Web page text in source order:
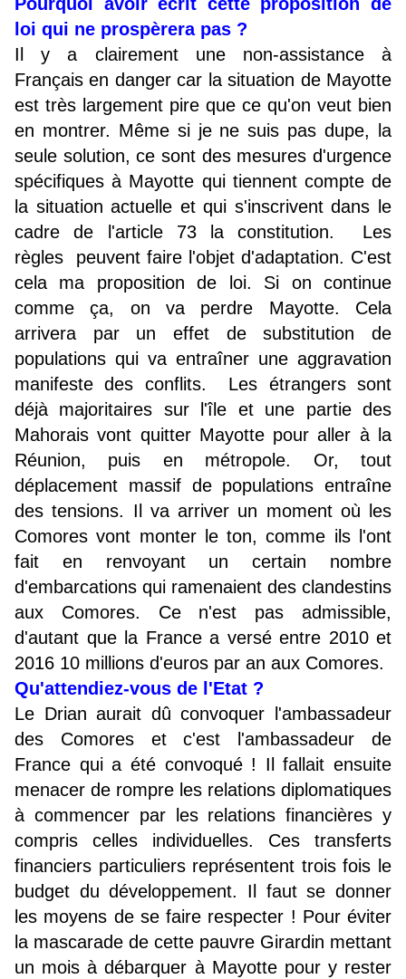
loi qui ne prospèrera pas ?
Il y a clairement une non-assistance à
Français en danger car la situation de Mayotte
est très largement pire que ce qu'on veut bien
en montrer. Même si je ne suis pas dupe, la
seule solution, ce sont des mesures d'urgence
spécifiques à Mayotte qui tiennent compte de
la situation actuelle et qui s'inscrivent dans le
cadre de l'article 73 la constitution. Les
règles peuvent faire l'objet d'adaptation. C'est
cela ma proposition de loi. Si on continue
comme ça, on va perdre Mayotte. Cela
arrivera par un effet de substitution de
populations qui va entraîner une aggravation
manifeste des conflits. Les étrangers sont
déjà majoritaires sur l'île et une partie des
Mahorais vont quitter Mayotte pour aller à la
Réunion, puis en métropole. Or, tout
déplacement massif de populations entraîne
des tensions. Il va arriver un moment où les
Comores vont monter le ton, comme ils l'ont
fait en renvoyant un certain nombre
d'embarcations qui ramenaient des clandestins
aux Comores. Ce n'est pas admissible,
d'autant que la France a versé entre 2010 et
2016 10 millions d'euros par an aux Comores.
Qu'attendiez-vous de l'Etat ?
Le Drian aurait dû convoquer l'ambassadeur
des Comores et c'est l'ambassadeur de
France qui a été convoqué ! Il fallait ensuite
menacer de rompre les relations diplomatiques
à commencer par les relations financières y
compris celles individuelles. Ces transferts
financiers particuliers représentent trois fois le
budget du développement. Il faut se donner
les moyens de se faire respecter ! Pour éviter
la mascarade de cette pauvre Girardin mettant
un mois à débarquer à Mayotte pour y rester